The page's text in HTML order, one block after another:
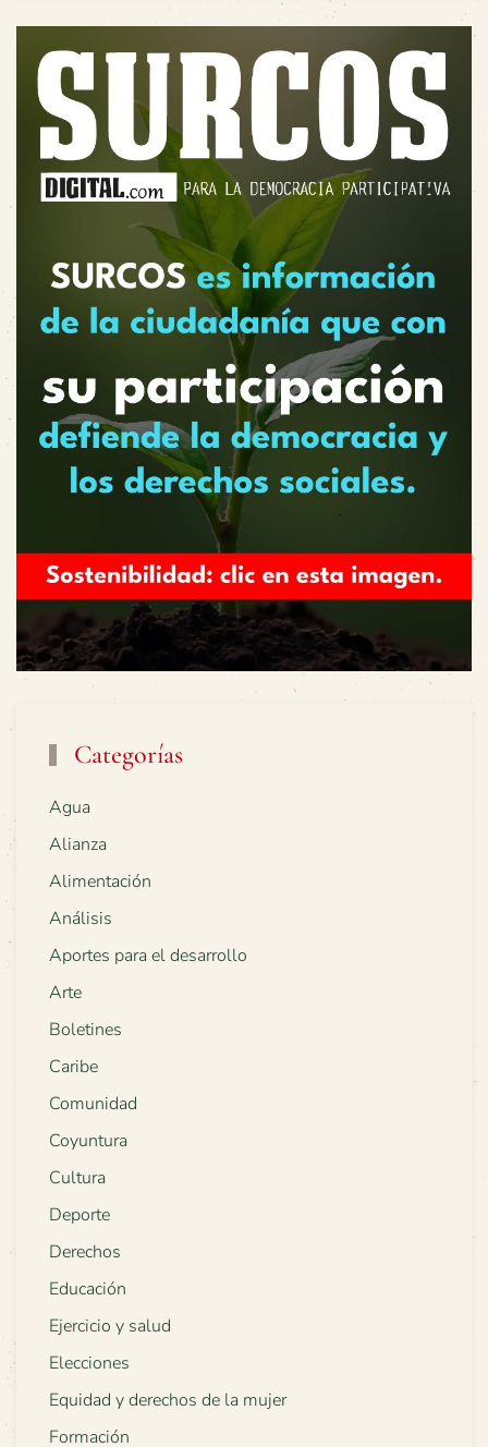
Categorías
Agua
Alianza
Alimentación
Análisis
Aportes para el desarrollo
Arte
Boletines
Caribe
Comunidad
Coyuntura
Cultura
Deporte
Derechos
Educación
Ejercicio y salud
Elecciones
Equidad y derechos de la mujer
Formación